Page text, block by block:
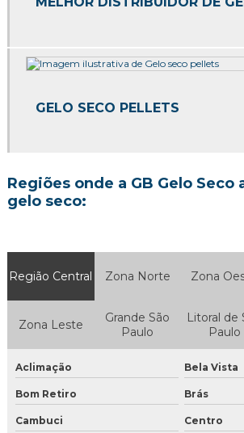
Gelo seco quanto custa
Onde comprar gelo seco
Onde comprar gelo seco em sp
Quanto custa gelo seco em sp
Venda de gelo seco
Gelo seco em cubos
Gelo seco para drinks preço
Empresa de gelo seco
Gelo seco
GELO SECO PELLETS
Regiões onde a GB Gelo Seco
gelo seco:
Região Central Zona Norte Zona
Zona Leste
Grande São
Paulo
Litoral de
Paulo
Aclimação Bela Vista
Bom Retiro Brás
Cambuci Centro